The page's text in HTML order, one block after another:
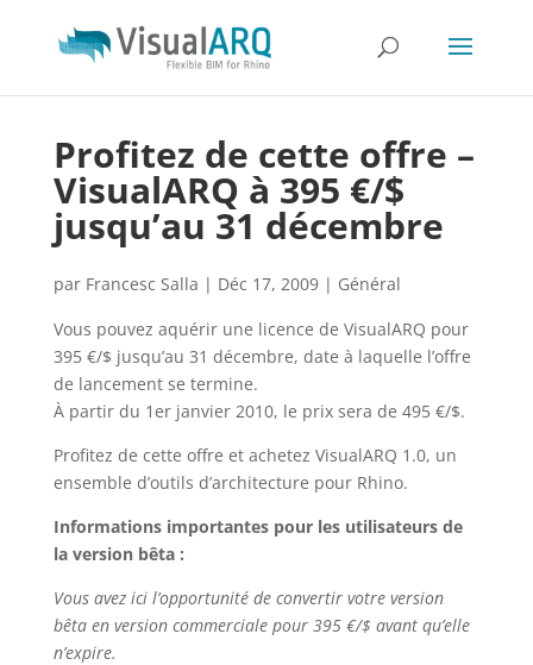
Profitez de cette offre –
VisualARQ à 395 €/$
jusqu’au 31 décembre
par Francesc Salla | Déc 17, 2009| Général
Vous pouvez aquérir une licence de VisualARQ pour
395 €/$ jusqu’au 31 décembre, date à laquelle l’offre
de lancement se termine.
À partir du 1er janvier 2010, le prix sera de 495 €/$.
Profitez de cette offre et achetez VisualARQ 1.0, un
ensemble d’outils d’architecture pour Rhino.
Informations importantes pour les utilisateurs de
la version bêta :
Vous avez ici l’opportunité de convertir votre version
bêta en version commerciale pour 395 €/$ avant qu’elle
n’expire.